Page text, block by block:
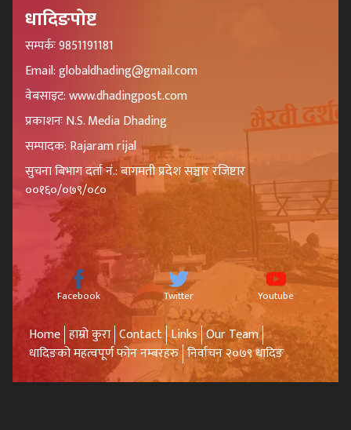
धादिङपोष्ट
सम्पर्कः 9851191181
Email: globaldhading@gmail.com
वेबसाइट: www.dhadingpost.com
प्रकाशनः N.S. Media Dhading
सम्पादक: Rajaram rijal
सुचना बिभाग दर्ता नं.: बागमती प्रदेश सञ्चार रजिष्टार
००१६०/०७९/०८०
Facebook Twitter Youtube
Home हाम्रो कुरा Contact Links Our Team
धादिङको महत्वपूर्ण फोन नम्बरहरु निर्वाचन २०७९ धादिङ